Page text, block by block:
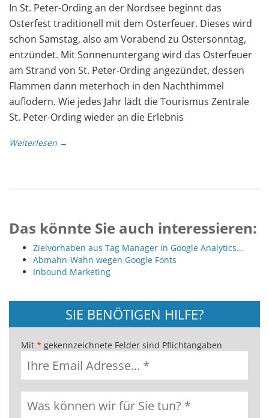
In St. Peter-Ording an der Nordsee beginnt das
Osterfest traditionell mit dem Osterfeuer. Dieses wird
schon Samstag, also am Vorabend zu Ostersonntag,
entzündet. Mit Sonnenuntergang wird das Osterfeuer
am Strand von St. Peter-Ording angezündet, dessen
Flammen dann meterhoch in den Nachthimmel
auflodern. Wie jedes Jahr lädt die Tourismus Zentrale
St. Peter-Ording wieder an die Erlebnis
Weiterlesen →
Das könnte Sie auch interessieren:
Zielvorhaben aus Tag Manager in Google Analytics…
Abmahn-Wahn wegen Google Fonts
Inbound Marketing
SIE BENÖTIGEN HILFE?
Mit * gekennzeichnete Felder sind Pflichtangaben